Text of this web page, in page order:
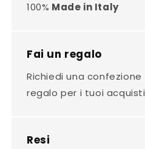
100% Made in Italy
Fai un regalo
Richiedi una confezione
regalo per i tuoi acquisti
Resi